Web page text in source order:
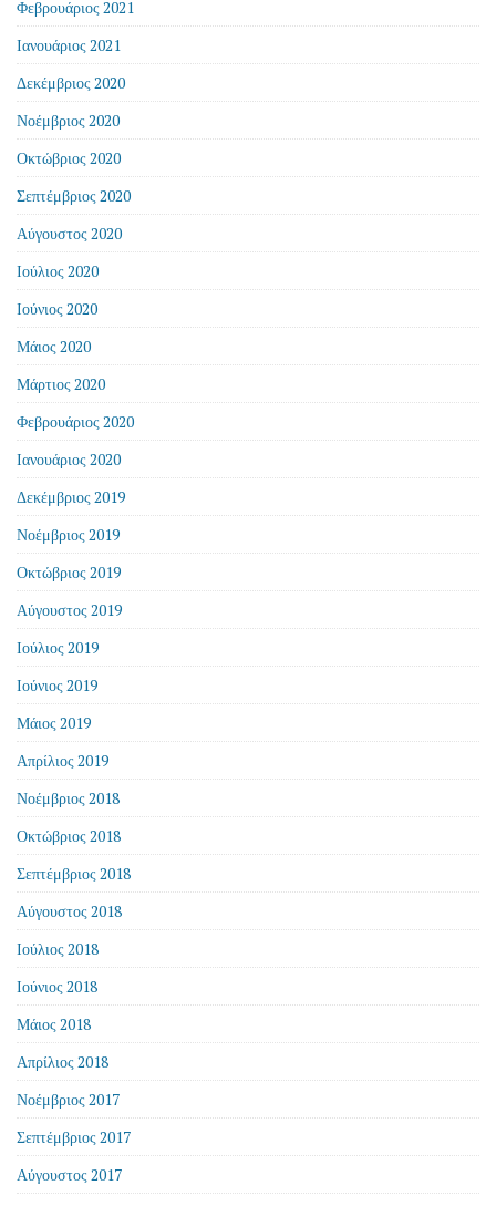
Φεβρουάριος 2021
Ιανουάριος 2021
Δεκέμβριος 2020
Νοέμβριος 2020
Οκτώβριος 2020
Σεπτέμβριος 2020
Αύγουστος 2020
Ιούλιος 2020
Ιούνιος 2020
Μάιος 2020
Μάρτιος 2020
Φεβρουάριος 2020
Ιανουάριος 2020
Δεκέμβριος 2019
Νοέμβριος 2019
Οκτώβριος 2019
Αύγουστος 2019
Ιούλιος 2019
Ιούνιος 2019
Μάιος 2019
Απρίλιος 2019
Νοέμβριος 2018
Οκτώβριος 2018
Σεπτέμβριος 2018
Αύγουστος 2018
Ιούλιος 2018
Ιούνιος 2018
Μάιος 2018
Απρίλιος 2018
Νοέμβριος 2017
Σεπτέμβριος 2017
Αύγουστος 2017